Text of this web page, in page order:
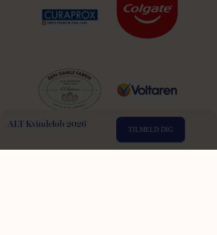
ALT Kvindeløb 2026
TILMELD DIG